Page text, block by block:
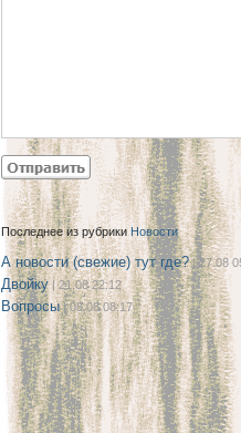
Последнее из рубрикиНовости
А новости (свежие) тут где?| 27.08
Двойку| 21.08 22:12
Вопросы| 08.08 08:17